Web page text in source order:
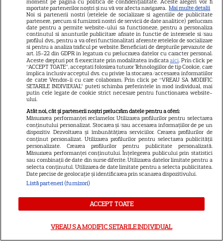
31
moment neașteptat pe
Instagram. Ce mesaj i-a
transmis vedeta de la „Neatza”:
„De doi ani aștept să pun poza
asta”
12
VEDETE ROMÂNEŞTI
Dana Rogoz, în mijlocul
incendiilor din Sicilia. Ce s-a
întâmplat în vacanța actriței:
„S-au închis anumite porțiuni
de drum”
Exclusiv VEDETE ROMÂNEŞTI
Iuliana Pepene, despre viața la
ora 3 dimineața: „Nu este
întotdeauna ușor”. Ce sacrificii
face prezentatoarea
Observator 6 | EXCLUSIV
raportate partenerilor noștri și nu vă vor afecta navigarea. Mai multe detalii
Noi si partenerii nostri (retelele de socializare si agentiile de publicitate
partenere, precum si furnizorii nostri de servicii de date analitice) prelucram
date pentru a permite website-ului sa functioneze, pentru a personaliza
continutul si anunturile publicitare afisate in functie de interesele si/sau
profilul dvs., pentru a va oferi functionalitati aferente retelelor de socializare
si pentru a analiza traficul pe website. Beneficiati de drepturile prevazute de
art. 15-22 din GDPR in legatura cu prelucrarea datelor cu caracter personal.
Aceste drepturi pot fi exercitate prin modalitatea indicataaici. Prin click pe
“ACCEPT TOATE”, acceptati folosirea tuturor Tehnologiilor de tip Cookie, care
implica inclusiv acceptul dvs. cu privire la stocarea/accesarea informatiilor
de catre Vendor-ii cu care colaboram. Prin click pe “VREAU SA MODIFIC
SETARILE INDIVIDUAL” puteti schimba preferintele in mod individual, mai
putin cele legate de cookie strict necesare pentru functionarea website-
ului.
Atât noi, cât și partenerii noștri prelucrăm datele pentru a oferi:
Măsurarea performanței reclamelor. Utilizarea profilurilor pentru selectarea
conținutului personalizat. Stocarea și/sau accesarea informațiilor de pe un
dispozitiv. Dezvoltarea și îmbunătățirea serviciilor. Crearea profilurilor de
conținut personalizat. Utilizarea profilurilor pentru selectarea publicității
personalizate. Crearea profilurilor pentru publicitate personalizată.
Măsurarea performanței conținutului. Înțelegerea publicului prin statistici
sau combinații de date din surse diferite. Utilizarea datelor limitate pentru a
selecta conținutul. Utilizarea de date limitate pentru a selecta publicitatea.
Date precise de geolocație și identificarea prin scanarea dispozitivului.
Listă parteneri (furnizori)
ACCEPT TOATE
VREAU SA MODIFIC SETARILE INDIVIDUAL